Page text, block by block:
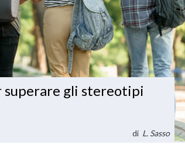
gli stereotipi
di L. Sasso